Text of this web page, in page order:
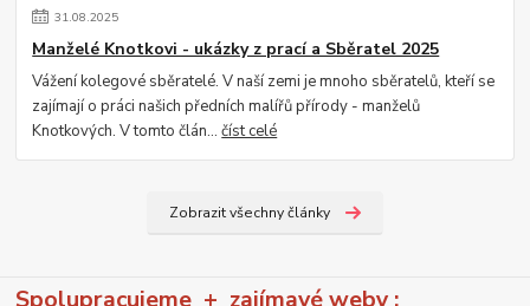
31.08.2025
Manželé Knotkovi - ukázky z prací a Sběratel 2025
Vážení kolegové sběratelé. V naší zemi je mnoho sběratelů, kteří se
zajímají o práci našich předních malířů přírody - manželů
Knotkových. V tomto člán...číst celé
Zobrazit všechny články